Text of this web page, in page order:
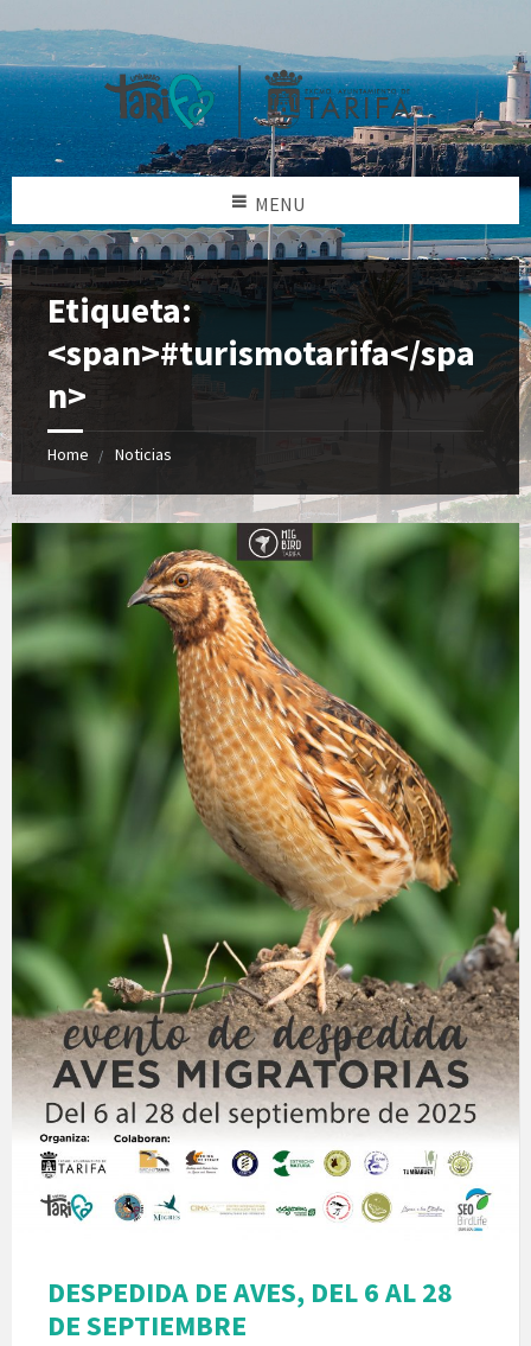
MENU
Etiqueta:
<span>#turismotarifa</spa
n>
Home Noticias
DESPEDIDA DE AVES, DEL 6 AL 28
DE SEPTIEMBRE